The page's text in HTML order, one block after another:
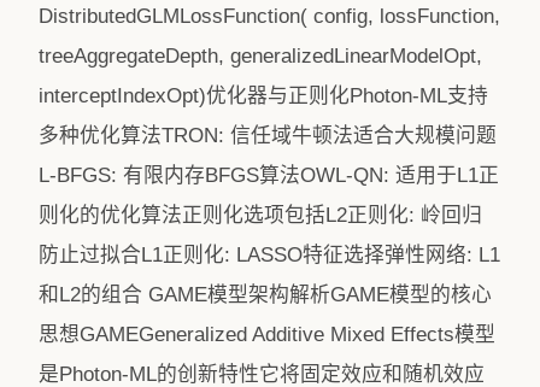
DistributedGLMLossFunction( config, lossFunction,
treeAggregateDepth, generalizedLinearModelOpt,
interceptIndexOpt)优化器与正则化Photon-ML支持
多种优化算法TRON: 信任域牛顿法适合大规模问题
L-BFGS: 有限内存BFGS算法OWL-QN: 适用于L1正
则化的优化算法正则化选项包括L2正则化: 岭回归
防止过拟合L1正则化: LASSO特征选择弹性网络: L1
和L2的组合 GAME模型架构解析GAME模型的核心
思想GAMEGeneralized Additive Mixed Effects模型
是Photon-ML的创新特性它将固定效应和随机效应